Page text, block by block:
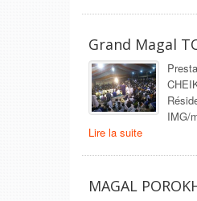
Grand Magal
IMG/
Lire la suite
MAGAL